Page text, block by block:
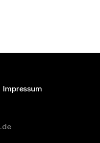
Impressum